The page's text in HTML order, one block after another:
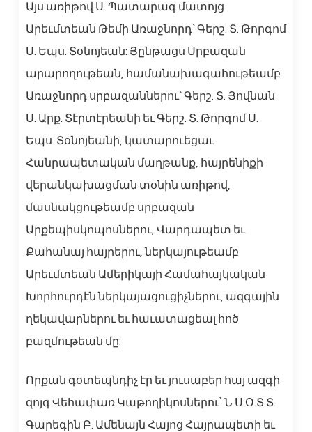
Այս առիթով Ս. Պատարագ մատոյց
Արեւմտեան Թեմի Առաջնորդ՝ Գերշ. Տ. Թորգոմ
Ս. Եպս. Տօնոյեան: Յընթացս Սրբազան
արարողութեան, համանախագահութեամբ
Առաջնորդ սրբազաններու՝ Գերշ. Տ. Յովնան
Ս. Արք. Տէրտէրեանի եւ Գերշ. Տ. Թորգոմ Ս.
Եպս. Տօնոյեանի, կատարուեցաւ
Հանրապետական մաղթանք, հայրենիքի
վերանկախացման տօնին առիթով,
մասնակցութեամբ սրբազան
Արքեպիսկոպոսներու, Վարդապետ եւ
Քահանայ հայրերու, ներկայութեամբ
Արեւմտեան Ամերիկայի Համահայկական
Խորհուրդէն ներկայացուցիչներու, ազգային
ղեկավարներու եւ հաւատացեալ հոծ
բազմութեան մը:
Որքան գօտեպնդիչ էր եւ յուսաբեր հայ ազգի
զոյգ Վեհափառ Կաթողիկոսներու՝ Ն.Ս.Օ.Տ.Տ.
Գարեգին Բ. Ամենայն Հայոց Հայրապետի եւ